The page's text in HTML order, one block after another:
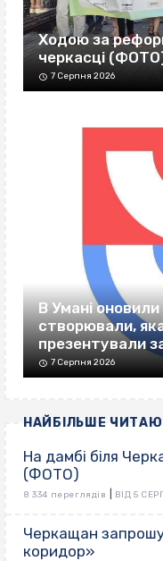
Ходою за
черкасці
7 Серпня 2026
В Умані оновили
створювали,
презентували
7 Серпня 2026
НАЙБІЛЬШЕ
На дамбі біля
(ФОТО)
8 334 переглядів ВІД 5
Черкащан
коридор»